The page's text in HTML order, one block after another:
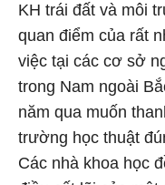
KH trái đất và môi
quan điểm của rất
việc tại các cơ sở
trong Nam ngoài
năm qua muốn
trường học thuật
Các nhà khoa học